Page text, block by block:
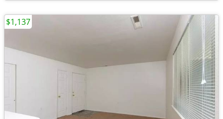
$1,137